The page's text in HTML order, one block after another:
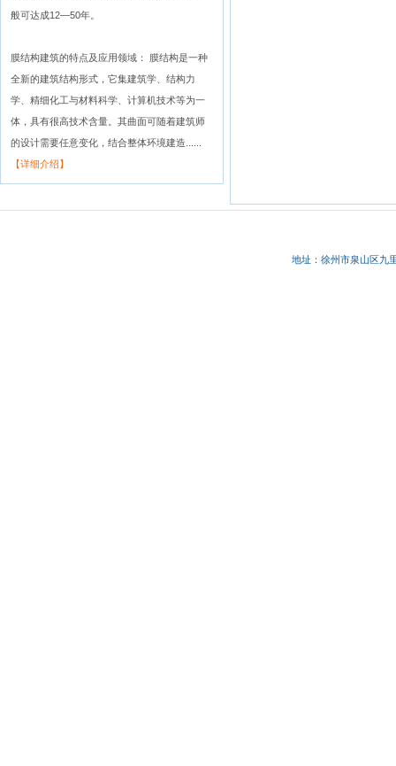
般可达成12—50年。
膜结构建筑的特点及应用领域： 膜结构是一种
全新的建筑结构形式，它集建筑学、结构力
学、精细化工与材料科学、计算机技术等为一
体，具有很高技术含量。其曲面可随着建筑师
的设计需要任意变化，结合整体环境建造......
【详细介绍】
地址：徐州市泉山区九